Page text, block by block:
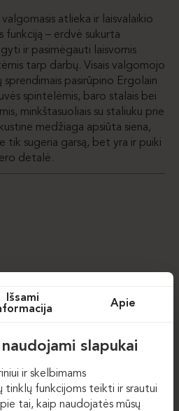
valgomasis atlieka ir laisvalaikio
funkciją – erdvė sukurta
ir pasimėgauti laisvomis
tarp darbų. Visais valgomojo
sprendimais pasirūpino Ergolain
spintelėmis, baro stalais bei
minkštasuoliais su staliuku prie
medžiaga apsiūta siena,
tik sugeria garsą, bet yra ir puiki
detalė.
Išsami
Apie
slapukai
ir skelbimams
tinklų funkcijoms teikti ir srautui
tai, kaip naudojatės mūsų